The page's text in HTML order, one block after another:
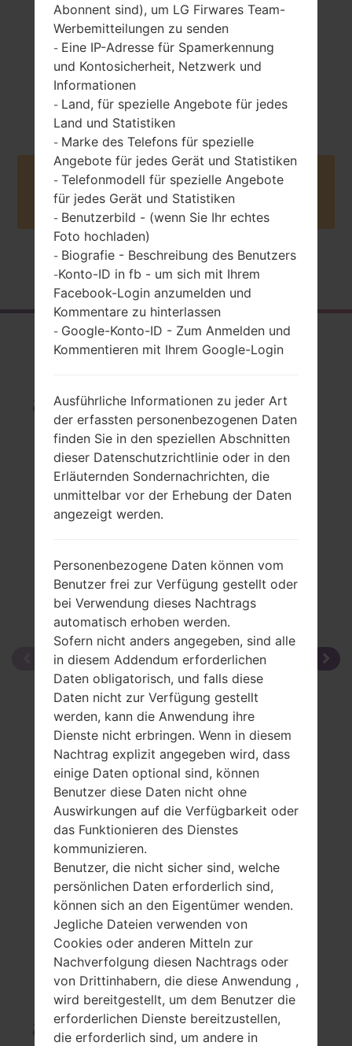
Android 4.4.x
KitKat
Oktober, 2013
Buy accessories on Amazon
Startseite →Serie → LG Optimus L9 II →
Rückblick
akaLG Optimus L9 II
Vergleiche
Spezifikation
LGD605(LGD605)
akaLG Optimus L9 II
Abonnent sind), um LG Firwares Team-
Werbemitteilungen zu senden
- Eine IP-Adresse für Spamerkennung
und Kontosicherheit, Netzwerk und
Informationen
- Land, für spezielle Angebote für jedes
Land und Statistiken
- Marke des Telefons für spezielle
Angebote für jedes Gerät und Statistiken
- Telefonmodell für spezielle Angebote
für jedes Gerät und Statistiken
- Benutzerbild - (wenn Sie Ihr echtes
Foto hochladen)
- Biografie - Beschreibung des Benutzers
-Konto-ID in fb - um sich mit Ihrem
Facebook-Login anzumelden und
Kommentare zu hinterlassen
- Google-Konto-ID - Zum Anmelden und
Kommentieren mit Ihrem Google-Login
Ausführliche Informationen zu jeder Art
der erfassten personenbezogenen Daten
finden Sie in den speziellen Abschnitten
dieser Datenschutzrichtlinie oder in den
Erläuternden Sondernachrichten, die
unmittelbar vor der Erhebung der Daten
angezeigt werden.
Personenbezogene Daten können vom
Benutzer frei zur Verfügung gestellt oder
bei Verwendung dieses Nachtrags
automatisch erhoben werden.
Sofern nicht anders angegeben, sind alle
in diesem Addendum erforderlichen
Daten obligatorisch, und falls diese
Daten nicht zur Verfügung gestellt
werden, kann die Anwendung ihre
Dienste nicht erbringen. Wenn in diesem
Nachtrag explizit angegeben wird, dass
einige Daten optional sind, können
Benutzer diese Daten nicht ohne
Auswirkungen auf die Verfügbarkeit oder
das Funktionieren des Dienstes
kommunizieren.
Benutzer, die nicht sicher sind, welche
persönlichen Daten erforderlich sind,
können sich an den Eigentümer wenden.
Jegliche Dateien verwenden von
Cookies oder anderen Mitteln zur
Nachverfolgung diesen Nachtrags oder
von Drittinhabern, die diese Anwendung ,
wird bereitgestellt, um dem Benutzer die
erforderlichen Dienste bereitzustellen,
die erforderlich sind, um andere in